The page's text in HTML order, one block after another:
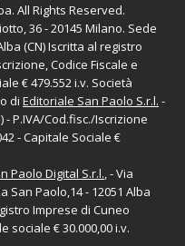
All Rights Reserved.
36 - 20145 Milano. Sede
(CN) Iscritta al registro
Codice Fiscale e
€ 479.552 i.v. Società
di Editoriale San Paolo S.r.l. -
- P.IVA/Cod.fisc./Iscrizione
- Capitale Sociale €
Paolo Digital S.r.l., - Via
San Paolo,14 - 12051 Alba
Imprese di Cuneo
sociale € 30.000,00 i.v.